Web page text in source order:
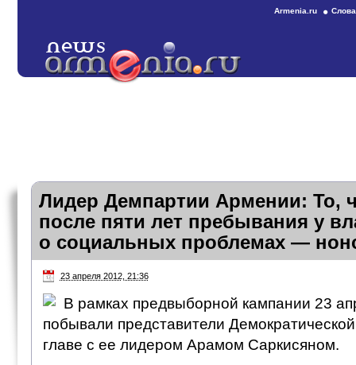
Armenia.ru
Лидер Демпартии Армении: То,
после пяти лет пребывания у
о социальных проблемах —
23 апреля 2012, 21:36
В рамках предвыборной кампании 23
побывали представители
главе с ее лидером Арамом Саркисяном.